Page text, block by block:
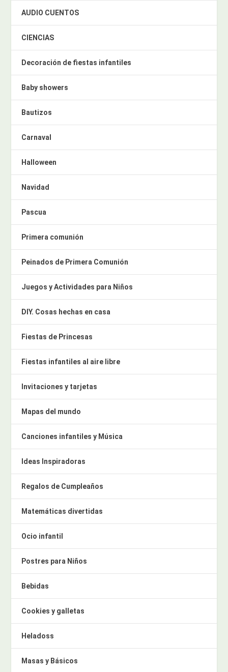
AUDIO CUENTOS
CIENCIAS
Decoración de fiestas infantiles
Baby showers
Bautizos
Carnaval
Halloween
Navidad
Pascua
Primera comunión
Peinados de Primera Comunión
Juegos y Actividades para Niños
DIY. Cosas hechas en casa
Fiestas de Princesas
Fiestas infantiles al aire libre
Invitaciones y tarjetas
Mapas del mundo
Canciones infantiles y Música
Ideas Inspiradoras
Regalos de Cumpleaños
Matemáticas divertidas
Ocio infantil
Postres para Niños
Bebidas
Cookies y galletas
Heladoss
Masas y Básicos